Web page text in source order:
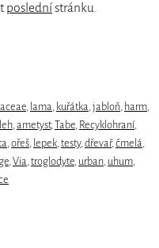
poslednístránku.
, lama, kuřátka,jabloň, harm,
,ametyst,Tabe, Recyklohraní,
,ořeš, lepek,testy,dřevař,čmelá,
,Via,troglodyte, urban, uhum,